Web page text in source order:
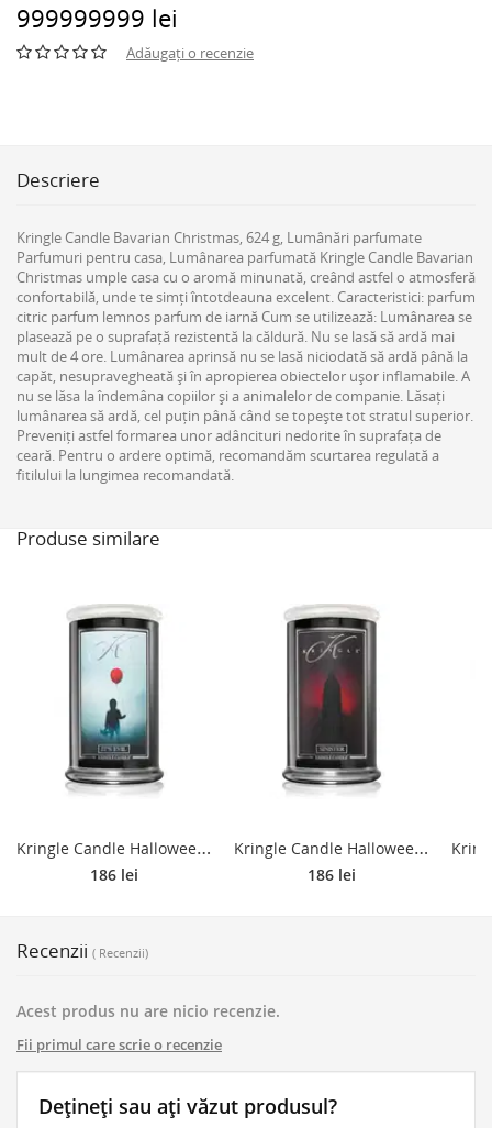
999999999 lei
Adăugați o recenzie
Descriere
Kringle Candle Bavarian Christmas, 624 g, Lumânări parfumate
Parfumuri pentru casa, Lumânarea parfumată Kringle Candle Bavarian
Christmas umple casa cu o aromă minunată, creând astfel o atmosferă
confortabilă, unde te simți întotdeauna excelent. Caracteristici: parfum
citric parfum lemnos parfum de iarnă Cum se utilizează: Lumânarea se
plasează pe o suprafață rezistentă la căldură. Nu se lasă să ardă mai
mult de 4 ore. Lumânarea aprinsă nu se lasă niciodată să ardă până la
capăt, nesupravegheată și în apropierea obiectelor ușor inflamabile. A
nu se lăsa la îndemâna copiilor și a animalelor de companie. Lăsați
lumânarea să ardă, cel puțin până când se topește tot stratul superior.
Preveniți astfel formarea unor adâncituri nedorite în suprafața de
ceară. Pentru o ardere optimă, recomandăm scurtarea regulată a
fitilului la lungimea recomandată.
Produse similare
K
ringle Candle Halloween It's Evil lumânare parfumată 624 g
186 lei
K
ringle Candle Halloween Sinister lumânare parfumată 624 g
186 lei
Recenzii ( Recenzii)
Acest produs nu are nicio recenzie.
Fii primul care scrie o recenzie
Dețineți sau ați văzut produsul?